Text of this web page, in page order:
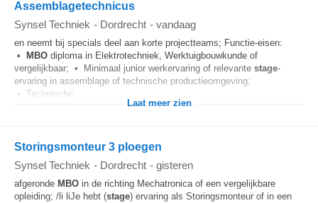
Assemblagetechnicus
Synsel Techniek - Dordrecht - vandaag
en neemt bij specials deel aan korte projectteams; Functie-eisen:
•
MBO diploma in Elektrotechniek, Werktuigbouwkunde of
vergelijkbaar; • Minimaal junior werkervaring of relevante stage-
ervaring in assemblage of technische productieomgeving;
• Technische...
Laat meer zien
Storingsmonteur 3 ploegen
Synsel Techniek - Dordrecht - gisteren
afgeronde MBO in de richting Mechatronica of een vergelijkbare
opleiding; /li liJe hebt (stage) ervaring als Storingsmonteur of in een